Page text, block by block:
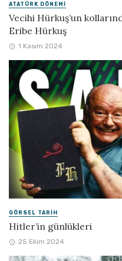
ATATÜRK DÖNEMI
Vecihi Hürkuş’un
Eribe Hürkuş
1 Kasım 2024
GÖRSEL TARIH
Hitler’in günlükleri
25 Ekim 2024